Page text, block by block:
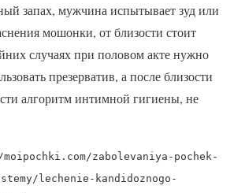
запах, мужчина испытывает зуд или
мошонки, от близости стоит
случаях при половом акте нужно
презерватив, а после близости
алгоритм интимной гигиены, не
zabolevaniya-pochek-
lechenie-kandidoznogo-